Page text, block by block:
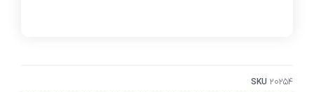
SKU 20254